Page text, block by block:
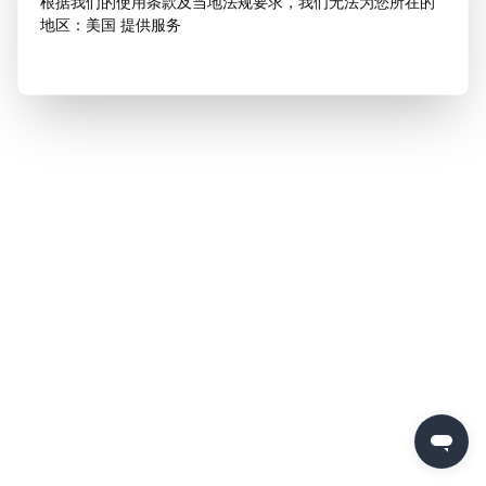
地区：美国 提供服务